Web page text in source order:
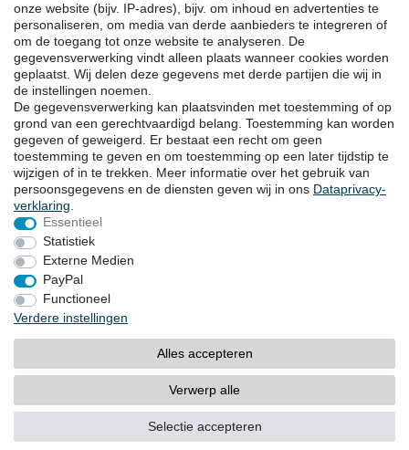
Instagram
DOWNLOADS
Catalogi
Techniek
Certificaten
Onderzoek
Promotie
LOCATIES
Herroepingsrecht
Impressum
Algemene voorwaarden
© Copyright 2026 | Goebel GmbH
onze website (bijv. IP-adres), bijv. om inhoud en advertenties te
personaliseren, om media van derde aanbieders te integreren of
om de toegang tot onze website te analyseren. De
gegevensverwerking vindt alleen plaats wanneer cookies worden
geplaatst. Wij delen deze gegevens met derde partijen die wij in
de instellingen noemen.
De gegevensverwerking kan plaatsvinden met toestemming of op
grond van een gerechtvaardigd belang. Toestemming kan worden
gegeven of geweigerd. Er bestaat een recht om geen
toestemming te geven en om toestemming op een later tijdstip te
wijzigen of in te trekken. Meer informatie over het gebruik van
persoonsgegevens en de diensten geven wij in ons Data­privacy­
verklaring
Essentieel
Statistiek
Externe Medien
PayPal
Functioneel
Verdere instellingen
Alles accepteren
Verwerp alle
Selectie accepteren